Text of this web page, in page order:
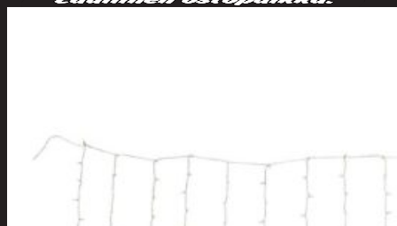
Tuotevalikoima
Poistotuotteet
Kausituotteet